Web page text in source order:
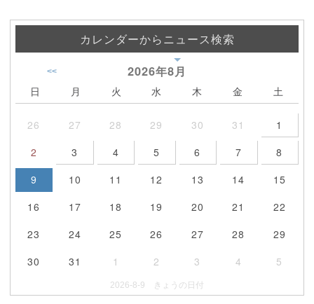
カレンダーからニュース検索
2026年8月
<<
日 月 火 水 木 金 土
26 27 28 29 30 31
1
2
3 4 5 6 7
8
9
10 11 12 13 14
15
16
17 18 19 20 21
22
23
24 25 26 27 28
29
30
31 1 2 3 4 5
2026-8-9 きょうの日付